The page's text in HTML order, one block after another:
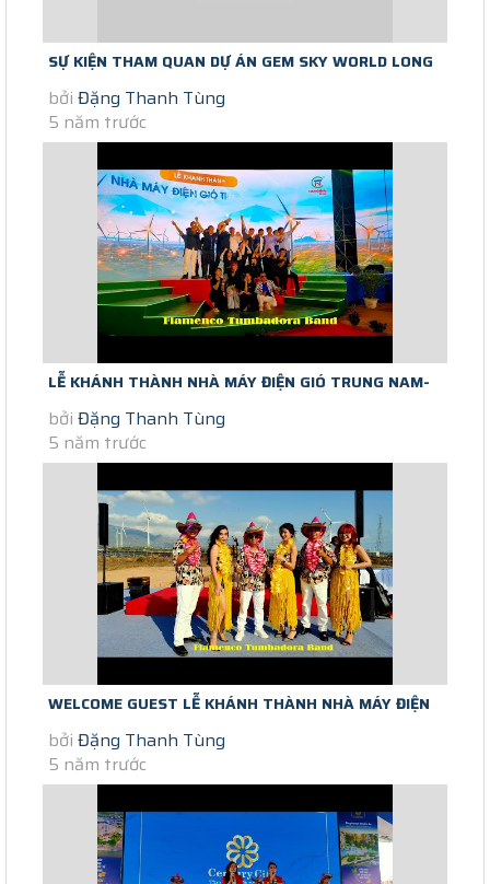
SỰ KIỆN THAM QUAN DỰ ÁN GEM SKY WORLD LONG
THÀNH 28/03/2021
bởi Đặng Thanh Tùng
5 năm trước
LỄ KHÁNH THÀNH NHÀ MÁY ĐIỆN GIÓ TRUNG NAM-
THUẬN BẮC NINH THUẬN
bởi Đặng Thanh Tùng
5 năm trước
WELCOME GUEST LỄ KHÁNH THÀNH NHÀ MÁY ĐIỆN
GIÓ TRUNG NAM- THUẬN BẮC NINH...
bởi Đặng Thanh Tùng
5 năm trước